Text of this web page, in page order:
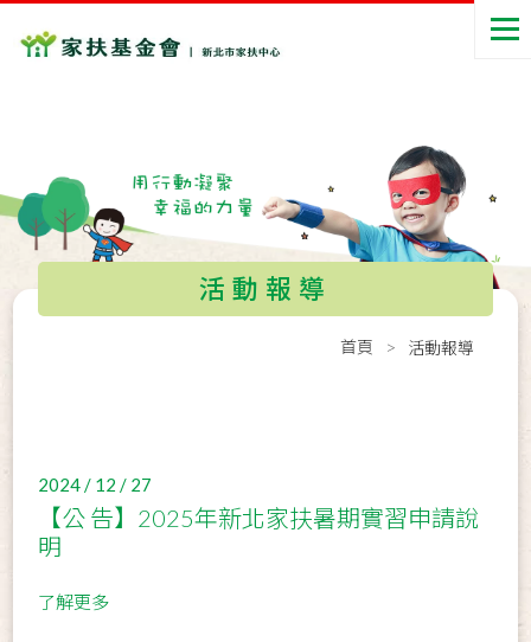
活動報導
首頁 活動報導
2024 / 12 / 27
【公 告】2025年新北家扶暑期實習申請說
明
了解更多